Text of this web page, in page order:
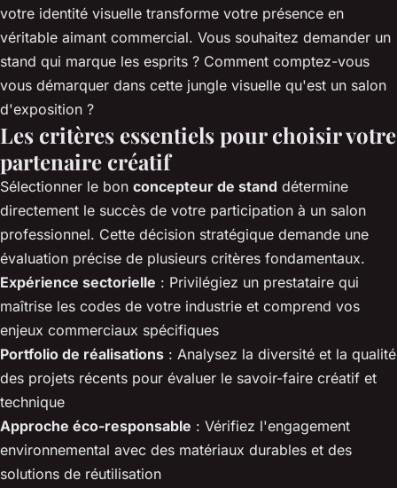
votre identité visuelle transforme votre présence en
véritable aimant commercial. Vous souhaitez demander un
stand qui marque les esprits ? Comment comptez-vous
vous démarquer dans cette jungle visuelle qu'est un salon
d'exposition ?
Les critères essentiels pour choisir votre
partenaire créatif
Sélectionner le bon concepteur de stand détermine
directement le succès de votre participation à un salon
professionnel. Cette décision stratégique demande une
évaluation précise de plusieurs critères fondamentaux.
Expérience sectorielle : Privilégiez un prestataire qui
maîtrise les codes de votre industrie et comprend vos
enjeux commerciaux spécifiques
Portfolio de réalisations : Analysez la diversité et la qualité
des projets récents pour évaluer le savoir-faire créatif et
technique
Approche éco-responsable : Vérifiez l'engagement
environnemental avec des matériaux durables et des
solutions de réutilisation